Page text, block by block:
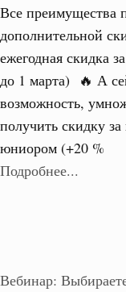
Все преимущества
дополнительной
ежегодная скидка
до 1 марта) 🔥 А
возможность,
получить скидку
юниором (+20 %
Подробнее...
Вебинар: